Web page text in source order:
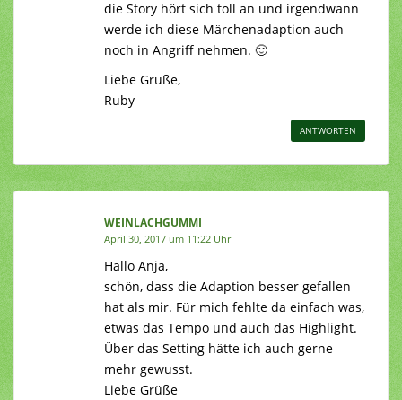
die Story hört sich toll an und irgendwann
werde ich diese Märchenadaption auch
noch in Angriff nehmen. 🙂
Liebe Grüße,
Ruby
ANTWORTEN
WEINLACHGUMMI
April 30, 2017 um 11:22 Uhr
Hallo Anja,
schön, dass die Adaption besser gefallen
hat als mir. Für mich fehlte da einfach was,
etwas das Tempo und auch das Highlight.
Über das Setting hätte ich auch gerne
mehr gewusst.
Liebe Grüße